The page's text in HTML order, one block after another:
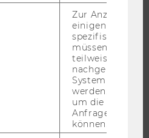
EXCHANGE STUDIERENDE
STUDIENINTERESSIERTE
Zur Anzeige von
einigen WU-
spezifischen
müssen
teilweise von
nachgelagerten
System
werden.
um die Antwort
Anfrage
können.